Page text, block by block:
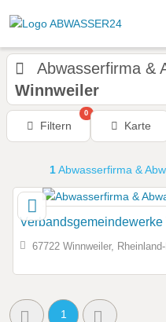
Abwasserfirma &
Winnweiler
Filtern
0
Karte
1Abwasserfirma &
67722 Winnweiler,
1